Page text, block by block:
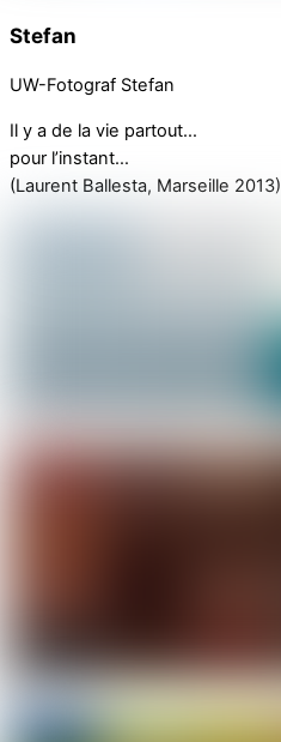
Stefan
UW-Fotograf Stefan
Il y a de la vie partout…
pour l’instant…
(Laurent Ballesta, Marseille 2013)